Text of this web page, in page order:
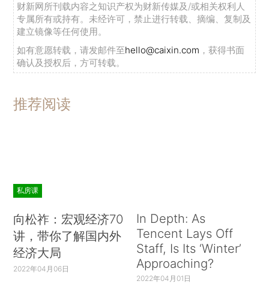
财新网所刊载内容之知识产权为财新传媒及/或相关权利人
专属所有或持有。未经许可，禁止进行转载、摘编、复制及
建立镜像等任何使用。
如有意愿转载，请发邮件至hello@caixin.com ，获得书面
确认及授权后，方可转载。
推荐阅读
私房课
向松祚：宏观经济70
讲，带你了解国内外
经济大局
2022年04月06日
In Depth: As
Tencent Lays Off
Staff, Is Its ‘Winter’
Approaching?
2022年04月01日